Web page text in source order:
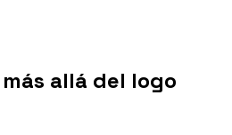
allá del logo